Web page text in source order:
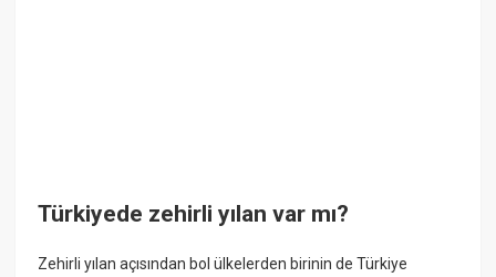
Türkiyede zehirli yılan var mı?
Zehirli yılan açısından bol ülkelerden birinin de Türkiye